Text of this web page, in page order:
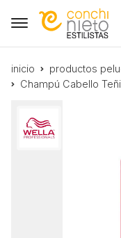
inicio
productos